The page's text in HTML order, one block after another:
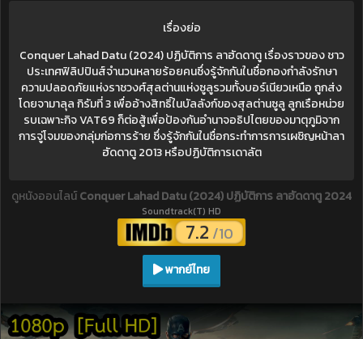
เรื่องย่อ
Conquer Lahad Datu (2024) ปฏิบัติการ ลาฮัดดาตู เรื่องราวของ ชาว
ประเทศฟิลิปปินส์จำนวนหลายร้อยคนซึ่งรู้จักกันในชื่อกองกำลังรักษา
ความปลอดภัยแห่งราชวงศ์สุลต่านแห่งซูลูรวมทั้งบอร์เนียวเหนือ ถูกส่ง
โดยจามาลุล กิรัมที่ 3 เพื่ออ้างสิทธิ์ในบัลลังก์ของสุลต่านซูลู ลูกเรือหน่วย
รบเฉพาะกิจ VAT69 ก็ต่อสู้เพื่อป้องกันอำนาจอธิปไตยของมาตุภูมิจาก
การจู่โจมของกลุ่มก่อการร้าย ซึ่งรู้จักกันในชื่อกระทำการการเผชิญหน้าลา
ฮัดดาตู 2013 หรือปฏิบัติการเดาลัต
ดูหนังออนไลน์Conquer Lahad Datu (2024) ปฏิบัติการ ลาฮัดดาตู 2024
Soundtrack(T) HD
7.2 /10
พากย์ไทย